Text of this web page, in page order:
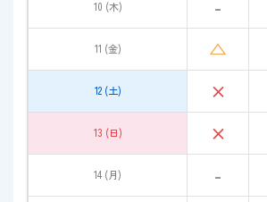
10 (木) -
11 (金) △
12 (土) ×
13 (日) ×
14 (月) -